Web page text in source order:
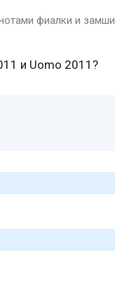
фиалки и замши
и Uomo 2011?